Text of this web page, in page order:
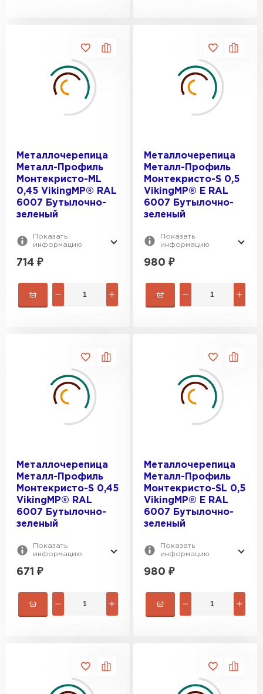
Металлочерепица
Металл-Профиль
Монтекристо-ML
0,45 VikingMP® RAL
6007 Бутылочно-
зеленый
Показать
информацию
714 ₽
Металлочерепица
Металл-Профиль
Монтекристо-S 0,5
VikingMP® E RAL
6007 Бутылочно-
зеленый
Показать
информацию
980 ₽
Металлочерепица
Металл-Профиль
Монтекристо-S 0,45
VikingMP® RAL
6007 Бутылочно-
зеленый
Показать
информацию
671 ₽
Металлочерепица
Металл-Профиль
Монтекристо-SL 0,5
VikingMP® E RAL
6007 Бутылочно-
зеленый
Показать
информацию
980 ₽